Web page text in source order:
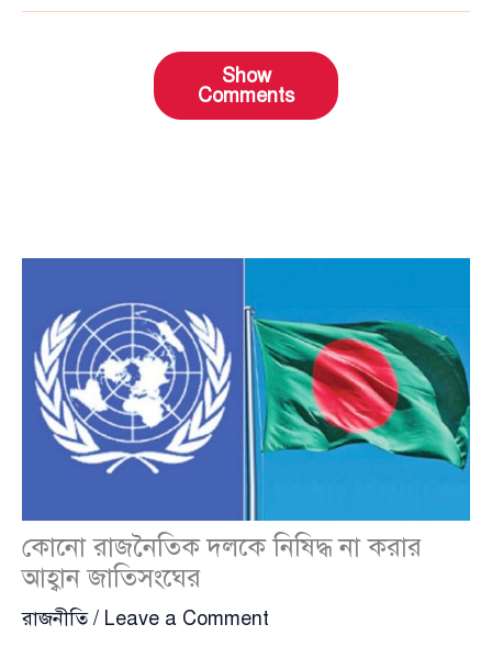
Show
Comments
কোনো রাজনৈতিক দলকে নিষিদ্ধ না করার
আহ্বান জাতিসংঘের
রাজনীতি/ Leave a Comment